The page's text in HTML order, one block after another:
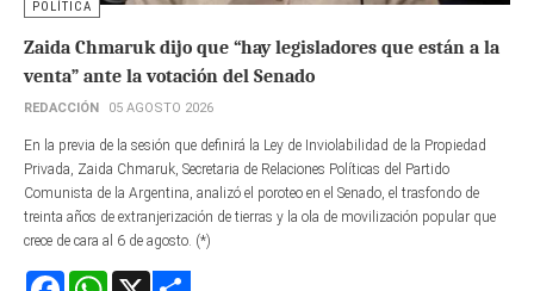
POLÍTICA
Zaida Chmaruk dijo que “hay legisladores que están a la
venta” ante la votación del Senado
REDACCIÓN 05 AGOSTO 2026
En la previa de la sesión que definirá la Ley de Inviolabilidad de la Propiedad
Privada, Zaida Chmaruk, Secretaria de Relaciones Políticas del Partido
Comunista de la Argentina, analizó el poroteo en el Senado, el trasfondo de
treinta años de extranjerización de tierras y la ola de movilización popular que
crece de cara al 6 de agosto. (*)
FacebookWhatsApp